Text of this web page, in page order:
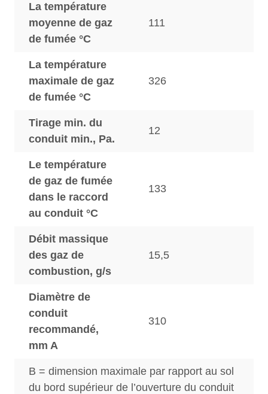
La température
moyenne de gaz
de fumée °C
111
La température
maximale de gaz
de fumée °C
326
Tirage min. du
conduit min., Pa.
12
Le température
de gaz de fumée
dans le raccord
au conduit °C
133
Débit massique
des gaz de
combustion, g/s
15,5
Diamètre de
conduit
recommandé,
mm A
310
B = dimension maximale par rapport au sol
du bord supérieur de l’ouverture du conduit